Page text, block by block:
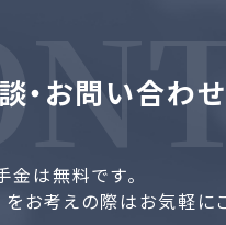
・お問い合わせ
金は無料です。
をお考えの際はお気軽に